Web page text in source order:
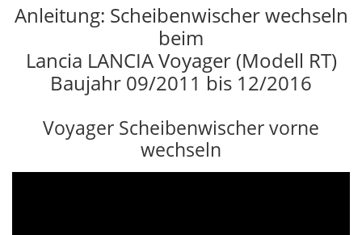
Anleitung: Scheibenwischer wechseln
beim
Lancia LANCIA Voyager (Modell RT)
Baujahr 09/2011 bis 12/2016
Voyager Scheibenwischer vorne
wechseln